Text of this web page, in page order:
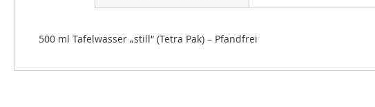
500 ml Tafelwasser „still“ (Tetra Pak) – Pfandfrei